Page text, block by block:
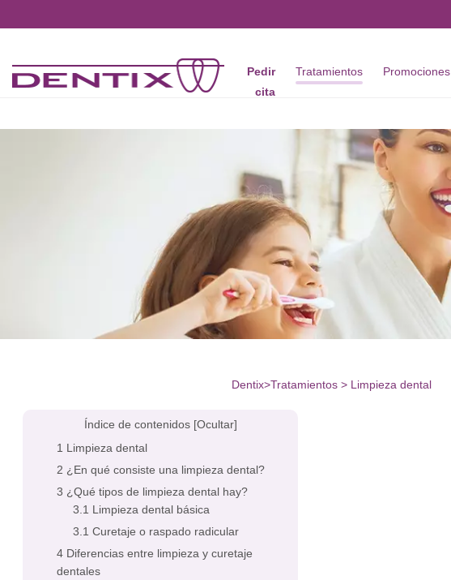
Pedir
cita
Tratamientos Promociones
Dentix>Tratamientos> Limpieza dental
Índice de contenidos [Ocultar]
Limpieza dental
¿En qué consiste una limpieza dental?
¿Qué tipos de limpieza dental hay?
Limpieza dental básica
Curetaje o raspado radicular
Diferencias entre limpieza y curetaje
dentales